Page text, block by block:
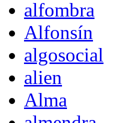
alfombra
Alfonsín
algosocial
alien
Alma